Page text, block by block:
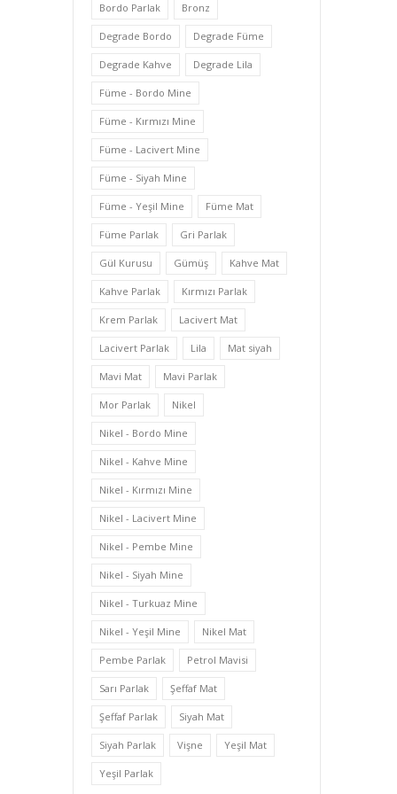
Bordo Parlak Bronz
Degrade Bordo Degrade Füme
Degrade Kahve Degrade Lila
Füme - Bordo Mine
Füme - Kırmızı Mine
Füme - Lacivert Mine
Füme - Siyah Mine
Füme - Yeşil Mine Füme Mat
Füme Parlak Gri Parlak
Gül Kurusu Gümüş Kahve Mat
Kahve Parlak Kırmızı Parlak
Krem Parlak Lacivert Mat
Lacivert Parlak Lila Mat siyah
Mavi Mat Mavi Parlak
Mor Parlak Nikel
Nikel - Bordo Mine
Nikel - Kahve Mine
Nikel - Kırmızı Mine
Nikel - Lacivert Mine
Nikel - Pembe Mine
Nikel - Siyah Mine
Nikel - Turkuaz Mine
Nikel - Yeşil Mine Nikel Mat
Pembe Parlak Petrol Mavisi
Sarı Parlak Şeffaf Mat
Şeffaf Parlak Siyah Mat
Siyah Parlak Vişne Yeşil Mat
Yeşil Parlak